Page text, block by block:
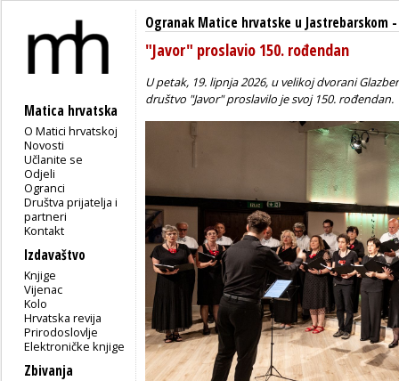
Matica hrvatska
O Matici hrvatskoj
Novosti
Učlanite se
Odjeli
Ogranci
Društva prijatelja i
partneri
Kontakt
Izdavaštvo
Knjige
Vijenac
Kolo
Hrvatska revija
Prirodoslovlje
Elektroničke knjige
Zbivanja
Ogranak Matice hrvatske u Jastrebarskom
"Javor" proslavio 150. rođendan
U petak, 19. lipnja 2026, u velikoj dvorani
društvo "Javor" proslavilo je svoj 150. rođendan.